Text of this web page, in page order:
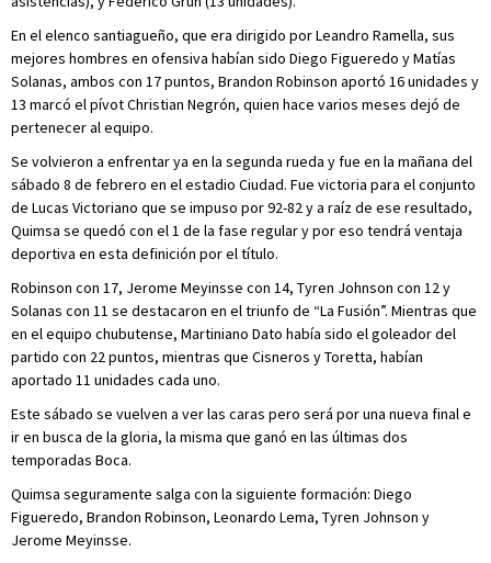
En el elenco santiagueño, que era dirigido por Leandro Ramella, sus
mejores hombres en ofensiva habían sido Diego Figueredo y Matías
Solanas, ambos con 17 puntos, Brandon Robinson aportó 16 unidades y
13 marcó el pívot Christian Negrón, quien hace varios meses dejó de
pertenecer al equipo.
Se volvieron a enfrentar ya en la segunda rueda y fue en la mañana del
sábado 8 de febrero en el estadio Ciudad. Fue victoria para el conjunto
de Lucas Victoriano que se impuso por 92-82 y a raíz de ese resultado,
Quimsa se quedó con el 1 de la fase regular y por eso tendrá ventaja
deportiva en esta definición por el título.
Robinson con 17, Jerome Meyinsse con 14, Tyren Johnson con 12 y
Solanas con 11 se destacaron en el triunfo de “La Fusión”. Mientras que
en el equipo chubutense, Martiniano Dato había sido el goleador del
partido con 22 puntos, mientras que Cisneros y Toretta, habían
aportado 11 unidades cada uno.
Este sábado se vuelven a ver las caras pero será por una nueva final e
ir en busca de la gloria, la misma que ganó en las últimas dos
temporadas Boca.
Quimsa seguramente salga con la siguiente formación: Diego
Figueredo, Brandon Robinson, Leonardo Lema, Tyren Johnson y
Jerome Meyinsse.